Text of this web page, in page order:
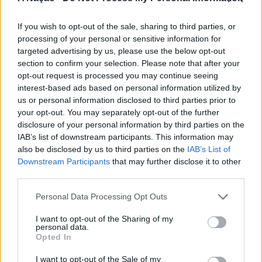
If you wish to opt-out of the sale, sharing to third parties, or
processing of your personal or sensitive information for
targeted advertising by us, please use the below opt-out
section to confirm your selection. Please note that after your
opt-out request is processed you may continue seeing
interest-based ads based on personal information utilized by
us or personal information disclosed to third parties prior to
your opt-out. You may separately opt-out of the further
disclosure of your personal information by third parties on the
IAB’s list of downstream participants. This information may
also be disclosed by us to third parties on the IAB’s List of
Downstream Participants that may further disclose it to other
Personal Data Processing Opt Outs
I want to opt-out of the Sharing of my
personal data.
Opted In
I want to opt-out of the Sale of my
de vento das comunidades costeiras, promovendo o
território através do mar e das suas condições naturais.
Nas palavras de Pedro Mota, De todas as etapas do
Nortada Ocean Rides, este evento é o que mais precisa
da “nortada” como apoio, porque sem vento não há
kitesurf.
A presença da Nortada vai mais uma vez, alem da
competição. O que queremos é fazer parte deste
movimento que promove o encontro entre atletas,
visitantes e a comunidade local. Que a marca Nortada
Esposende com o vento e o mar, refere o CEO da
Nortada.
Para o Presidente da Câmara Municipal de Esposende,
Carlos Silva, a prática de desportos náuticos é vista pelo
ATUALIDADE
Cinco projetos de Cascais finalistas
em iniciativa europeia
Publicado 21 horas atrás on 05/08/2026
Ígor Lopes
Congressos do Estoril.
Participação cívica, Juventude, Educação, Emprego e
Inclusão de pessoas com deficiência. Estas são as áreas
em que se enquadram os cinco projetos da Câmara